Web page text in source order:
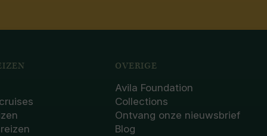
OVERIGE
Avila Foundation
Collections
Ontvang onze nieuwsbrief
Blog